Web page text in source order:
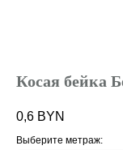
Косая бейка
0,6 BYN
Выберите метраж: